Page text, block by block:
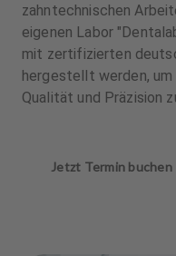
zahntechnischen
eigenen Labor
mit zertifizierten
hergestellt werden,
Qualität und Präzision
Jetzt Termin buchen